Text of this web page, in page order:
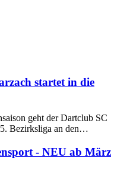
startet in die
geht der Dartclub SC
Bezirksliga an den…
- NEU ab März